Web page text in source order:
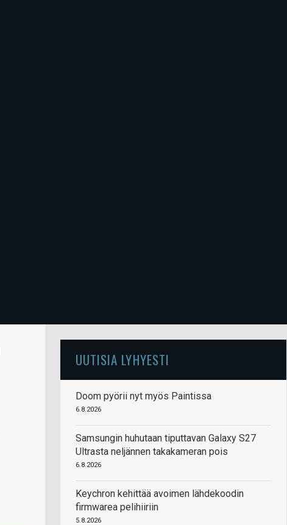
UUTISIA LYHYESTI
Doom pyörii nyt myös Paintissa
6.8.2026
Samsungin huhutaan tiputtavan Galaxy S27
Ultrasta neljännen takakameran pois
6.8.2026
Keychron kehittää avoimen lähdekoodin
firmwarea pelihiiriin
5.8.2026